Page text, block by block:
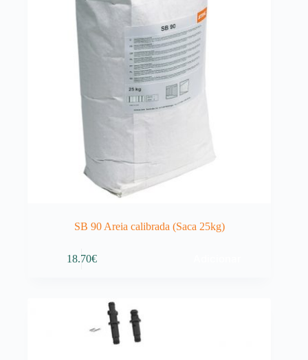
SB 90 Areia calibrada (Saca 25kg)
18.70€